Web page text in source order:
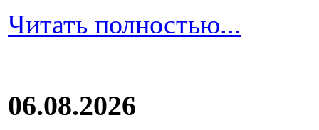
Читать полностью...
06.08.2026